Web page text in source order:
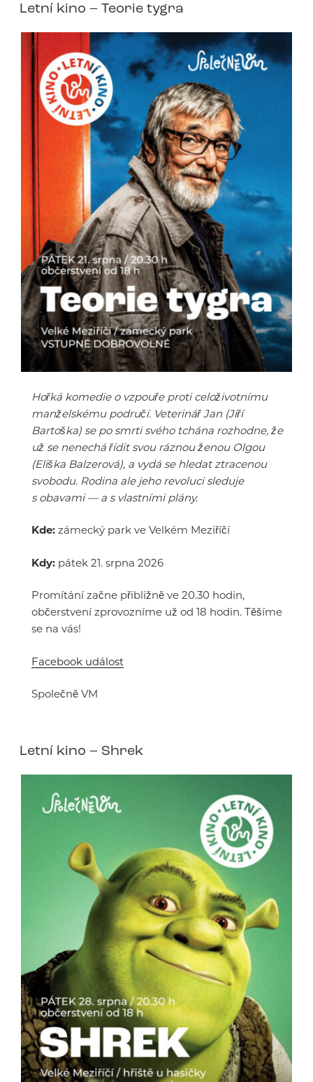
Letní kino – Teorie tygra
Hořká komedie o vzpouře proti celoživotnímu
manželskému područí. Veterinář Jan (Jiří
Bartoška) se po smrti svého tchána rozhodne, že
už se nenechá řídit svou ráznou ženou Olgou
(Eliška Balzerová), a vydá se hledat ztracenou
svobodu. Rodina ale jeho revoluci sleduje
s obavami — a s vlastními plány.
Kde: zámecký park ve Velkém Meziříčí
Kdy: pátek 21. srpna 2026
Promítání začne přibližně ve 20.30 hodin,
občerstvení zprovozníme už od 18 hodin. Těšíme
se na vás!
Facebook událost
Společně VM
Letní kino – Shrek